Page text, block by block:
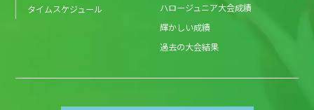
タイムスケジュール
ハロージュニア大会成績
輝かしい成績
過去の大会結果